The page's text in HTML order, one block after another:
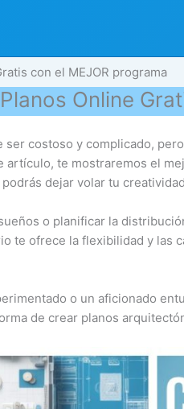
con el MEJOR programa
Online
costoso y complicado,
artículo, te mostraremos el
dejar volar tu
o planificar la
te ofrece la flexibilidad y las
o un aficionado
de crear planos